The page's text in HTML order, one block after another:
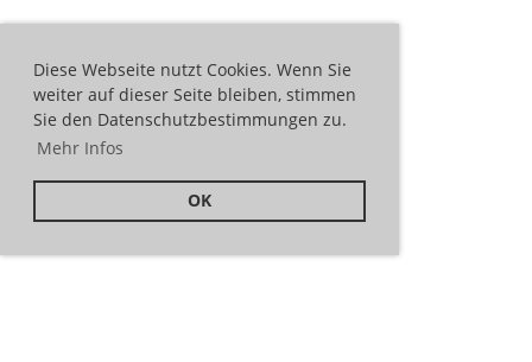
Diese Webseite nutzt Cookies. Wenn Sie
weiter auf dieser Seite bleiben, stimmen
Sie den Datenschutzbestimmungen zu.
Mehr Infos
OK